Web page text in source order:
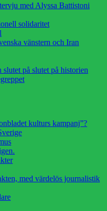
med Alyssa Battistoni
solidaritet
vänstern och Iran
på slutet på historien
kulturs kampanj”?
med värdelös journalistik